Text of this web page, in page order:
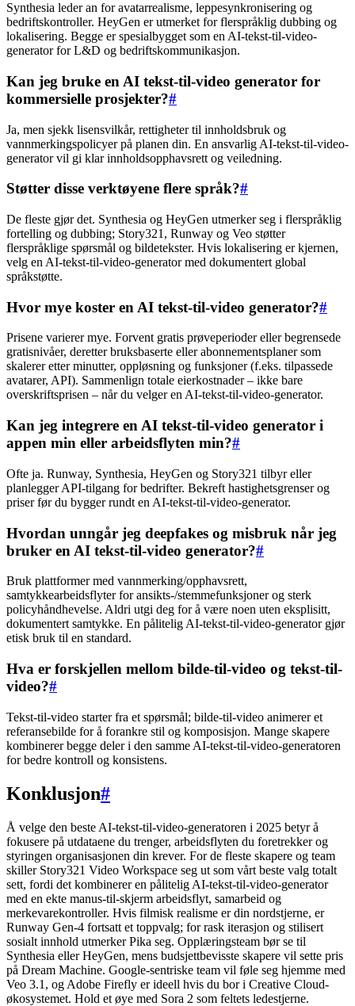
Synthesia leder an for avatarrealisme, leppesynkronisering og
bedriftskontroller. HeyGen er utmerket for flerspråklig dubbing og
lokalisering. Begge er spesialbygget som en AI-tekst-til-video-
generator for L&D og bedriftskommunikasjon.
Kan jeg bruke en AI tekst-til-video generator for
kommersielle prosjekter?#
Ja, men sjekk lisensvilkår, rettigheter til innholdsbruk og
vannmerkingspolicyer på planen din. En ansvarlig AI-tekst-til-video-
generator vil gi klar innholdsopphavsrett og veiledning.
Støtter disse verktøyene flere språk?#
De fleste gjør det. Synthesia og HeyGen utmerker seg i flerspråklig
fortelling og dubbing; Story321, Runway og Veo støtter
flerspråklige spørsmål og bildetekster. Hvis lokalisering er kjernen,
velg en AI-tekst-til-video-generator med dokumentert global
språkstøtte.
Hvor mye koster en AI tekst-til-video generator?#
Prisene varierer mye. Forvent gratis prøveperioder eller begrensede
gratisnivåer, deretter bruksbaserte eller abonnementsplaner som
skalerer etter minutter, oppløsning og funksjoner (f.eks. tilpassede
avatarer, API). Sammenlign totale eierkostnader – ikke bare
overskriftsprisen – når du velger en AI-tekst-til-video-generator.
Kan jeg integrere en AI tekst-til-video generator i
appen min eller arbeidsflyten min?#
Ofte ja. Runway, Synthesia, HeyGen og Story321 tilbyr eller
planlegger API-tilgang for bedrifter. Bekreft hastighetsgrenser og
priser før du bygger rundt en AI-tekst-til-video-generator.
Hvordan unngår jeg deepfakes og misbruk når jeg
bruker en AI tekst-til-video generator?#
Bruk plattformer med vannmerking/opphavsrett,
samtykkearbeidsflyter for ansikts-/stemmefunksjoner og sterk
policyhåndhevelse. Aldri utgi deg for å være noen uten eksplisitt,
dokumentert samtykke. En pålitelig AI-tekst-til-video-generator gjør
etisk bruk til en standard.
Hva er forskjellen mellom bilde-til-video og tekst-til-
video?#
Tekst-til-video starter fra et spørsmål; bilde-til-video animerer et
referansebilde for å forankre stil og komposisjon. Mange skapere
kombinerer begge deler i den samme AI-tekst-til-video-generatoren
for bedre kontroll og konsistens.
Konklusjon#
Å velge den beste AI-tekst-til-video-generatoren i 2025 betyr å
fokusere på utdataene du trenger, arbeidsflyten du foretrekker og
styringen organisasjonen din krever. For de fleste skapere og team
skiller Story321 Video Workspace seg ut som vårt beste valg totalt
sett, fordi det kombinerer en pålitelig AI-tekst-til-video-generator
med en ekte manus-til-skjerm arbeidsflyt, samarbeid og
merkevarekontroller. Hvis filmisk realisme er din nordstjerne, er
Runway Gen-4 fortsatt et toppvalg; for rask iterasjon og stilisert
sosialt innhold utmerker Pika seg. Opplæringsteam bør se til
Synthesia eller HeyGen, mens budsjettbevisste skapere vil sette pris
på Dream Machine. Google-sentriske team vil føle seg hjemme med
Veo 3.1, og Adobe Firefly er ideell hvis du bor i Creative Cloud-
økosystemet. Hold et øye med Sora 2 som feltets ledestjerne.